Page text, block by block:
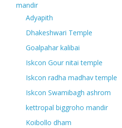
mandir
Adyapith
Dhakeshwari Temple
Goalpahar kalibai
Iskcon Gour nitai temple
Iskcon radha madhav temple
Iskcon Swamibagh ashrom
kettropal biggroho mandir
Koibollo dham